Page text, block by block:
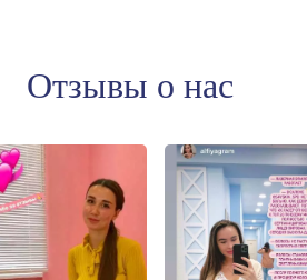
Отзывы о нас